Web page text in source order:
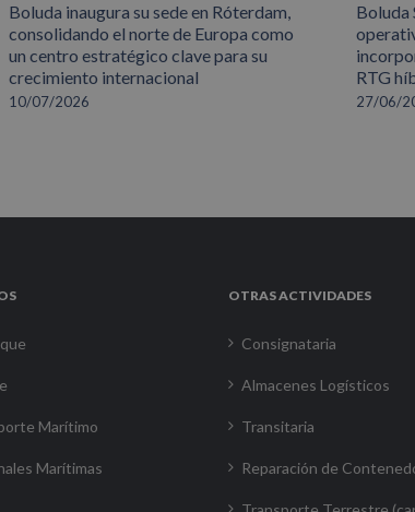
Boluda inaugura su sede en Róterdam,
consolidando el norte de Europa como
un centro estratégico clave para su
crecimiento internacional
10/07/2026
Boluda
RTG
27/06/
Marítimo
Marítimas
OTRAS ACTIVIDADES
Consignataria
Almacenes Logísticos
Transitaria
Reparación de